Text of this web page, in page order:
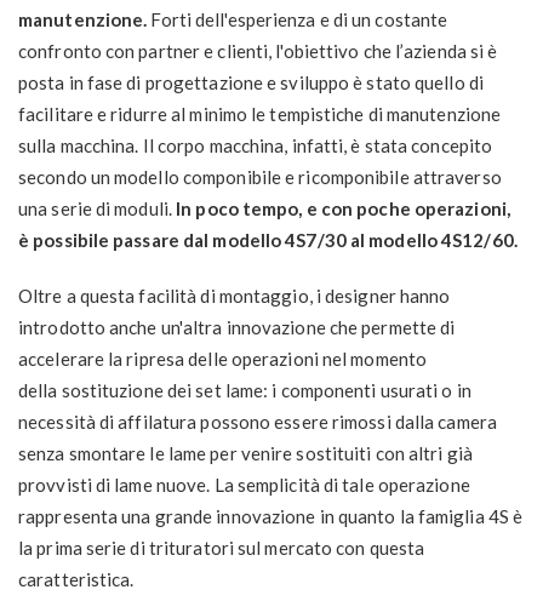
manutenzione. Forti dell'esperienza e di un costante
confronto con partner e clienti, l'obiettivo che l’azienda si è
posta in fase di progettazione e sviluppo è stato quello di
facilitare e ridurre al minimo le tempistiche di manutenzione
sulla macchina. Il corpo macchina, infatti, è stata concepito
secondo un modello componibile e ricomponibile attraverso
una serie di moduli. In poco tempo, e con poche operazioni,
è possibile passare dal modello 4S7/30 al modello 4S12/60.
Oltre a questa facilità di montaggio, i designer hanno
introdotto anche un'altra innovazione che permette di
accelerare la ripresa delle operazioni nel momento
della sostituzione dei set lame: i componenti usurati o in
necessità di affilatura possono essere rimossi dalla camera
senza smontare le lame per venire sostituiti con altri già
provvisti di lame nuove. La semplicità di tale operazione
rappresenta una grande innovazione in quanto la famiglia 4S è
la prima serie di trituratori sul mercato con questa
caratteristica.